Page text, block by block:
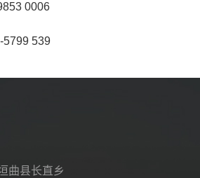
0006
539
曲县长直乡